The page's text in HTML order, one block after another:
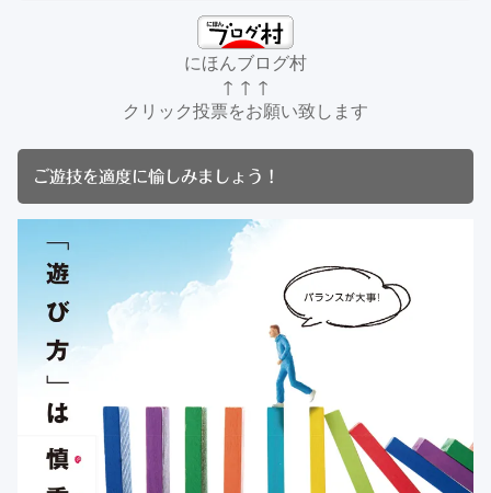
にほんブログ村
↑ ↑ ↑
クリック投票をお願い致します
ご遊技を適度に愉しみましょう！